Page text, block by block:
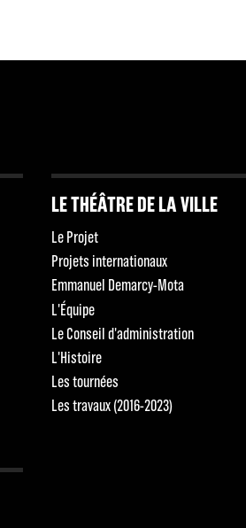
LE THÉÂTRE DE LA VILLE
Le Projet
Projets internationaux
Emmanuel Demarcy-Mota
L'Équipe
Le Conseil d'administration
L'Histoire
Les tournées
Les travaux (2016-2023)